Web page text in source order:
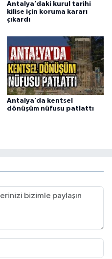
Antalya’daki kurul tarihi
kilise için koruma kararı
çıkardı
Antalya’da kentsel
dönüşüm nüfusu patlattı